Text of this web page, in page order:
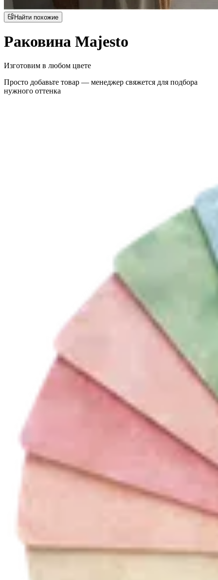
Найти похожие
Раковина Majesto
Изготовим в любом цвете
Просто добавьте товар — менеджер свяжется для подбора
нужного оттенка